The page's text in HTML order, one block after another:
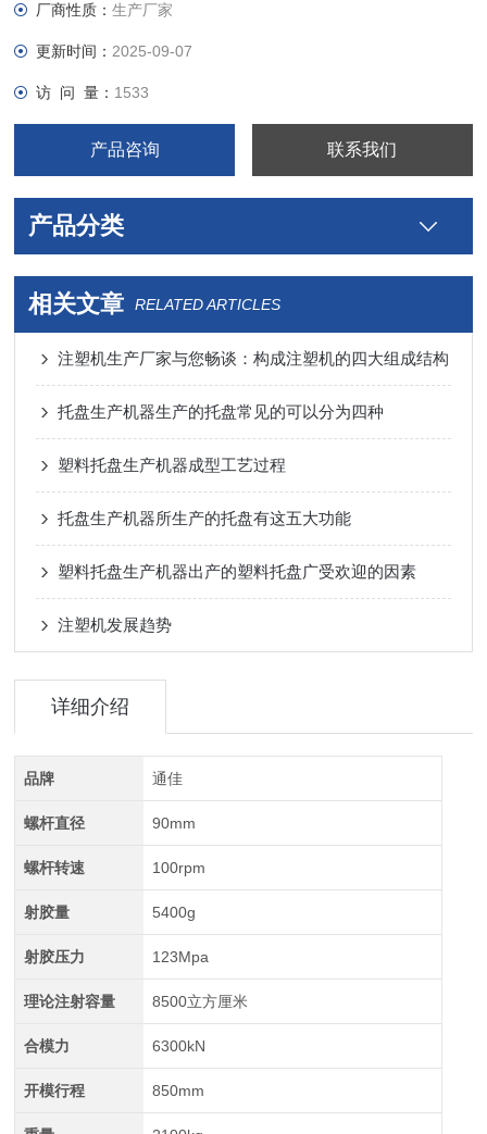
厂商性质：生产厂家
更新时间： 2025-09-07
访 问 量： 1533
产品咨询 联系我们
产品分类
相关文章 RELATED ARTICLES
注塑机生产厂家与您畅谈：构成注塑机的四大组成结构
托盘生产机器生产的托盘常见的可以分为四种
塑料托盘生产机器成型工艺过程
托盘生产机器所生产的托盘有这五大功能
塑料托盘生产机器出产的塑料托盘广受欢迎的因素
注塑机发展趋势
详细介绍
品牌 通佳
螺杆直径 90mm
螺杆转速 100rpm
射胶量 5400g
射胶压力 123Mpa
理论注射容量 8500立方厘米
合模力 6300kN
开模行程 850mm